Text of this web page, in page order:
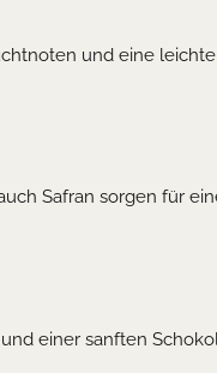
und eine
Safran sorgen für
einer sanften